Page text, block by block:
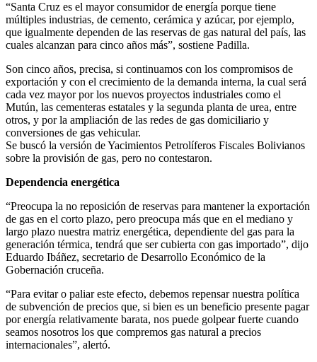
“Santa Cruz es el mayor consumidor de energía porque tiene
múltiples industrias, de cemento, cerámica y azúcar, por ejemplo,
que igualmente dependen de las reservas de gas natural del país, las
cuales alcanzan para cinco años más”, sostiene Padilla.
Son cinco años, precisa, si continuamos con los compromisos de
exportación y con el crecimiento de la demanda interna, la cual será
cada vez mayor por los nuevos proyectos industriales como el
Mutún, las cementeras estatales y la segunda planta de urea, entre
otros, y por la ampliación de las redes de gas domiciliario y
conversiones de gas vehicular.
Se buscó la versión de Yacimientos Petrolíferos Fiscales Bolivianos
sobre la provisión de gas, pero no contestaron.
Dependencia energética
“Preocupa la no reposición de reservas para mantener la exportación
de gas en el corto plazo, pero preocupa más que en el mediano y
largo plazo nuestra matriz energética, dependiente del gas para la
generación térmica, tendrá que ser cubierta con gas importado”, dijo
Eduardo Ibáñez, secretario de Desarrollo Económico de la
Gobernación cruceña.
“Para evitar o paliar este efecto, debemos repensar nuestra política
de subvención de precios que, si bien es un beneficio presente pagar
por energía relativamente barata, nos puede golpear fuerte cuando
seamos nosotros los que compremos gas natural a precios
internacionales”, alertó.